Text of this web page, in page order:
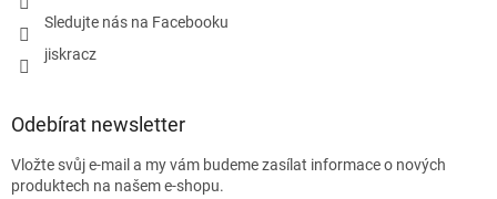
Sledujte nás na Facebooku
jiskracz
Odebírat newsletter
Vložte svůj e-mail a my vám budeme zasílat informace o nových
produktech na našem e-shopu.